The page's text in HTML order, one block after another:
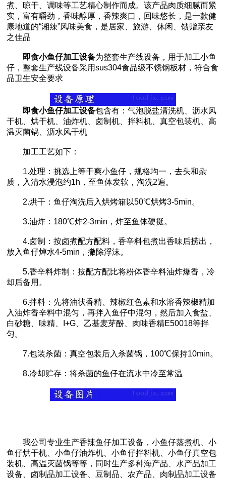
煮、晾干、调味等工艺精心制作而成。该产品肉质细腻而紧
实，富有嚼劲，香味醇厚，香辣爽口，回味悠长，是一款健
康地道的“湘辣”风味美食，是居家、旅游、休闲、馈赠亲友
之佳品
即食小鱼仔加工设备为整套生产线设备，用于加工小鱼
仔，整套生产线设备采用sus304食品级不锈钢板材，符合食
品卫生安全要求
即食小鱼仔加工设备包含有：气泡脱盐清洗机、沥水风
干机、烘干机、油炸机、卤制机、拌料机、真空包装机、高
温灭菌锅、沥水风干机
加工工艺如下：
1.处理：挑选上等干爽小鱼仔，规格均一，去头和杂
质，入清水浸泡约1h，至鱼体发软，淘洗2遍。
2.烘干：鱼仔淘洗后入烘烤箱以50℃烘烤3-5min。
3.油炸：180℃炸2-3min，炸至鱼体硬挺。
4.卤制：按卤煮配方配料，香辛料包煮出香味后捞出，
放入鱼仔焯水4-5min，撇除浮沫。
5.香辛料炸制：按配方配比将粉体香辛料油炸爆香，冷
却后备用。
6.拌料：先将油状香精、辣椒红色素和水溶香辣椒精加
入油炸香辛料中混匀，再拌入鱼仔中混匀，然后加入食盐、
白砂糖、味精、I+G、乙基麦芽酚、肉味香精E50018等拌
匀。
7.包装杀菌：真空包装后入杀菌锅，100℃保持10min。
8.冷却贮存：将杀菌的鱼仔在流水中冷至常温
我公司专业生产香辣鱼仔加工设备，小鱼仔蒸煮机、小
鱼仔烘干机、小鱼仔油炸机、小鱼仔拌料机、小鱼仔真空包
装机、高温灭菌锅等等，同时生产多种海产品、水产品加工
设备、卤制品加工设备、豆制品、农产品、肉制品加工设备